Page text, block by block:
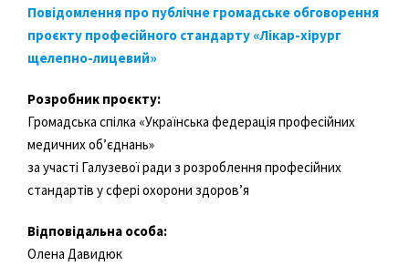
Повідомлення про публічне громадське обговорення
проєкту професійного стандарту «Лікар-хірург
щелепно-лицевий»
Розробник проєкту:
Громадська спілка «Українська федерація професійних
медичних об’єднань»
за участі Галузевої ради з розроблення професійних
стандартів у сфері охорони здоров’я
Відповідальна особа:
Олена Давидюк